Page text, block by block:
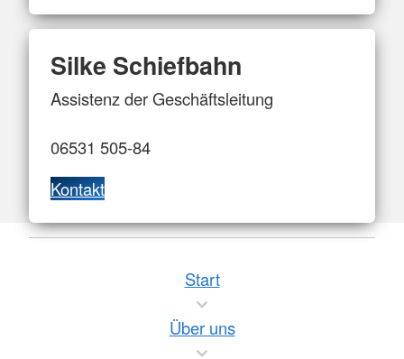
Silke Schiefbahn
Assistenz der Geschäftsleitung
06531 505-84
Kontakt
Start
Über uns